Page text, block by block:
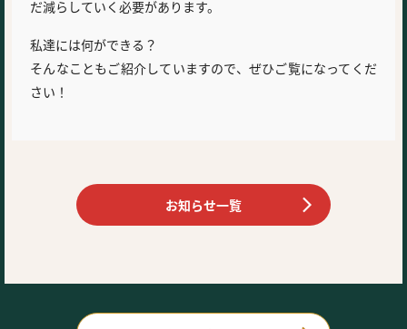
だ減らしていく必要があります。
私達には何ができる？
そんなこともご紹介していますので、ぜひご覧になってくだ
さい！
お知らせ一覧